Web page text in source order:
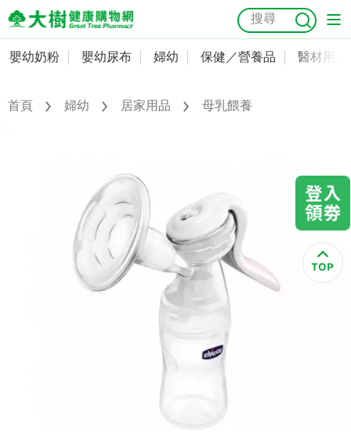
嬰幼奶粉
嬰幼尿布
抗菌 尿布 大樹獨家 益生菌 魚油 幼兒米餅
會員資料及密碼修改
常用收件人清單
紅利點數查詢
嬰幼奶粉 嬰幼尿布 婦幼 保健／營養品 醫材用品
首頁 婦幼 居家用品 母乳餵養